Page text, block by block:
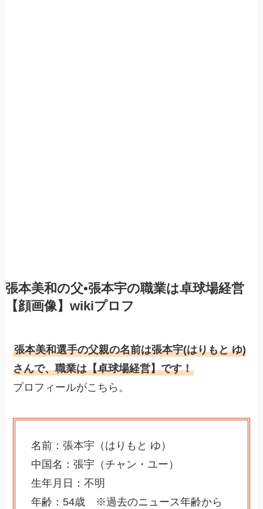
張本美和の父•張本宇の職業は卓球場経営
【顔画像】 wikiプロフ
張本美和選手の父親の名前は張本宇(はりもと ゆ)
さんで、職業は【卓球場経営】です！
プロフィールがこちら。
名前：張本宇（はりもと ゆ）
中国名：張宇（チャン・ユー）
生年月日：不明
年齢：54歳 ※過去のニュース年齢から